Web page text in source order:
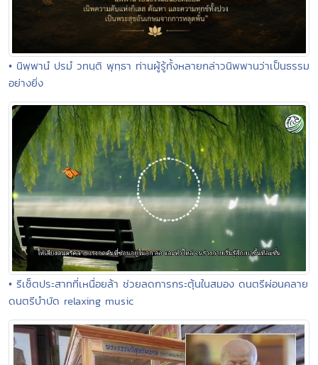
• นิพฺพานํ ปรมํ วทนฺติ พุทฺธา ท่านผู้รู้ทั้งหลายกล่าวนิพพานว่าเป็นธรรม
อย่างยิ่ง
• รีเซ็ตประสาทที่เหนื่อยล้า ช่วยลดการกระตุ้นในสมอง ดนตรีผ่อนคลาย
ดนตรีบำบัด relaxing music